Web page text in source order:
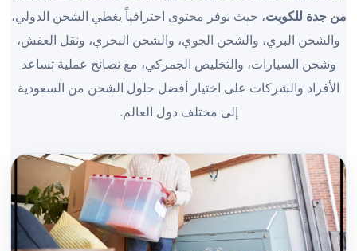
من جدة للكويت، حيث نوفر محتوى احترافياً يغطي الشحن الدولي،
والشحن البري، والشحن الجوي، والشحن البحري، ونقل العفش،
وشحن السيارات، والتخليص الجمركي، مع نصائح عملية تساعد
الأفراد والشركات على اختيار أفضل حلول الشحن من السعودية
إلى مختلف دول العالم.